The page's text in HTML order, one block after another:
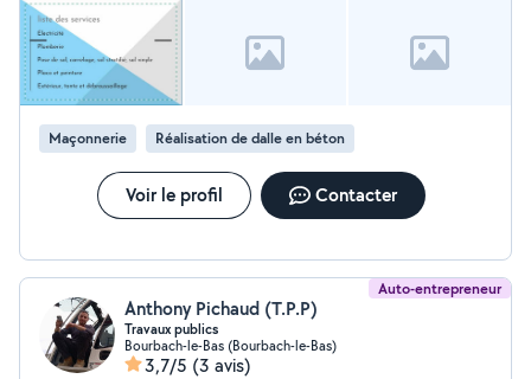
Maçonnerie Réalisation de dalle en béton
Voir le profil Contacter
Auto-entrepreneur
Anthony Pichaud (T.P.P)
Travaux publics
Bourbach-le-Bas (Bourbach-le-Bas)
3,7/5 (3 avis)